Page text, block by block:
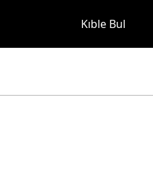
Kıble Bul